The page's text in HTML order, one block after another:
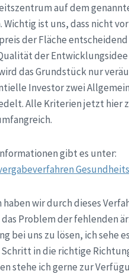
auf dem
Wichtig ist uns, dass nicht
der Fläche
der
das Grundstück nur
Investor zwei
Alle Kriterien jetzt hier
gibt es unter:
wir durch dieses
das Problem der fehlenden
bei uns zu lösen, ich sehe
in die richtige
stehe ich gerne zur